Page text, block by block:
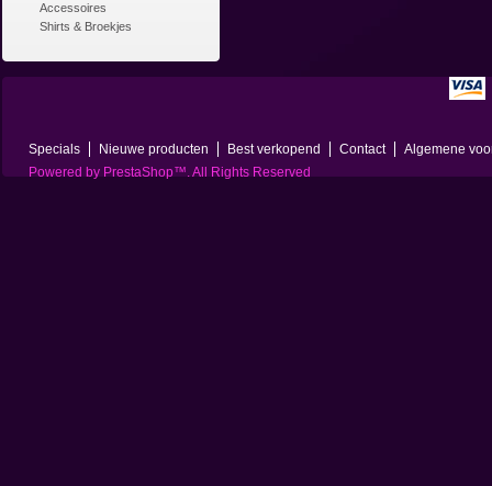
Accessoires
Shirts & Broekjes
Specials Nieuwe producten Best verkopend Contact
Algemene
Powered by PrestaShop™. All Rights Reserved